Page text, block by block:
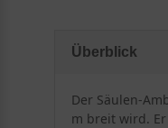
Überblick
Der Säulen-
m breit wird.